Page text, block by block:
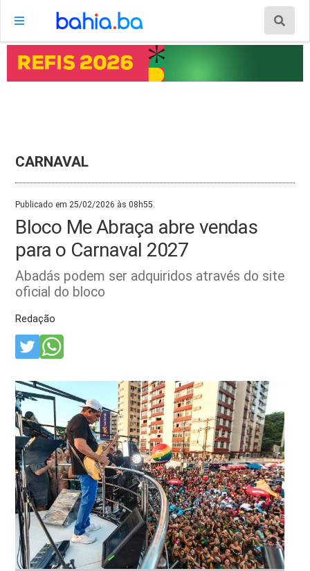
CARNAVAL
Publicado em 25/02/2026 às 08h55.
Bloco Me Abraça abre vendas
para o Carnaval 2027
Abadás podem ser adquiridos através do site
oficial do bloco
Redação